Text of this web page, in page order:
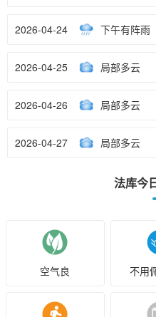
2026-04-24 下午有阵雨
2026-04-25 局部多云
2026-04-26 局部多云
2026-04-27 局部多云
法库今
空气良 不用